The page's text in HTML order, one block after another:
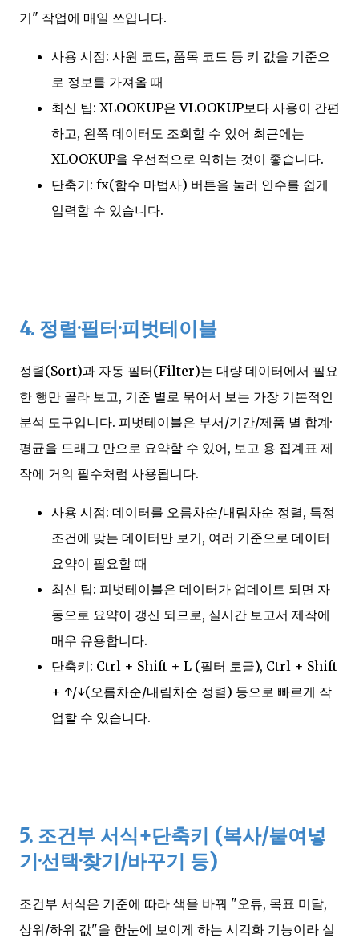
기" 작업에 매일 쓰입니다.
사용 시점: 사원 코드, 품목 코드 등 키 값을 기준으
로 정보를 가져올 때
최신 팁: XLOOKUP은 VLOOKUP보다 사용이 간편
하고, 왼쪽 데이터도 조회할 수 있어 최근에는
XLOOKUP을 우선적으로 익히는 것이 좋습니다.
단축기: fx(함수 마법사) 버튼을 눌러 인수를 쉽게
입력할 수 있습니다.
4. 정렬·필터·피벗테이블
정렬(Sort)과 자동 필터(Filter)는 대량 데이터에서 필요
한 행만 골라 보고, 기준 별로 묶어서 보는 가장 기본적인
분석 도구입니다. 피벗테이블은 부서/기간/제품 별 합계·
평균을 드래그 만으로 요약할 수 있어, 보고 용 집계표 제
작에 거의 필수처럼 사용됩니다.
사용 시점: 데이터를 오름차순/내림차순 정렬, 특정
조건에 맞는 데이터만 보기, 여러 기준으로 데이터
요약이 필요할 때
최신 팁: 피벗테이블은 데이터가 업데이트 되면 자
동으로 요약이 갱신 되므로, 실시간 보고서 제작에
매우 유용합니다.
단축키: Ctrl + Shift + L (필터 토글), Ctrl + Shift
+ ↑/↓(오름차순/내림차순 정렬) 등으로 빠르게 작
업할 수 있습니다.
5. 조건부 서식+단축키 (복사/붙여넣
기·선택·찾기/바꾸기 등)
조건부 서식은 기준에 따라 색을 바꿔 "오류, 목표 미달,
상위/하위 값"을 한눈에 보이게 하는 시각화 기능이라 실